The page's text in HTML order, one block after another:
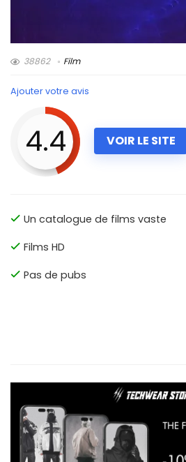
38862 Film
Ajouter votre avis
4.4 VOIR LE SITE
Un catalogue de films vaste
Films HD
Pas de pubs